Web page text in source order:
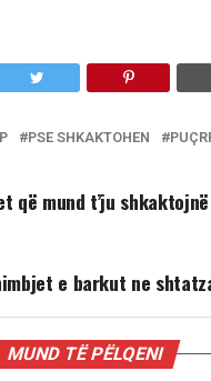
PSE SHKAKTOHEN
që mund t’ju
e barkut ne
MUND TË PËLQENI